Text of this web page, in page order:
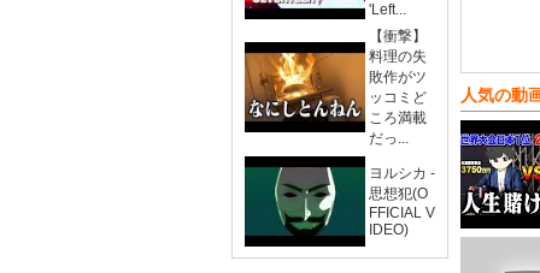
'Left...
【衝撃】
料理の失
敗作がツ
ッコミど
ころ満載
だっ...
ヨルシカ -
思想犯(O
FFICIAL V
IDEO)
人気の動